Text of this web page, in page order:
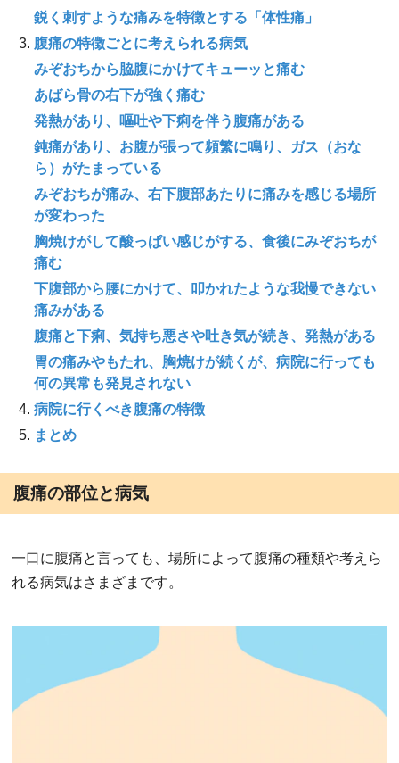
鋭く刺すような痛みを特徴とする「体性痛」
腹痛の特徴ごとに考えられる病気
みぞおちから脇腹にかけてキューッと痛む
あばら骨の右下が強く痛む
発熱があり、嘔吐や下痢を伴う腹痛がある
鈍痛があり、お腹が張って頻繁に鳴り、ガス（おな
ら）がたまっている
みぞおちが痛み、右下腹部あたりに痛みを感じる場所
が変わった
胸焼けがして酸っぱい感じがする、食後にみぞおちが
痛む
下腹部から腰にかけて、叩かれたような我慢できない
痛みがある
腹痛と下痢、気持ち悪さや吐き気が続き、発熱がある
胃の痛みやもたれ、胸焼けが続くが、病院に行っても
何の異常も発見されない
病院に行くべき腹痛の特徴
まとめ
腹痛の部位と病気
一口に腹痛と言っても、場所によって腹痛の種類や考えら
れる病気はさまざまです。